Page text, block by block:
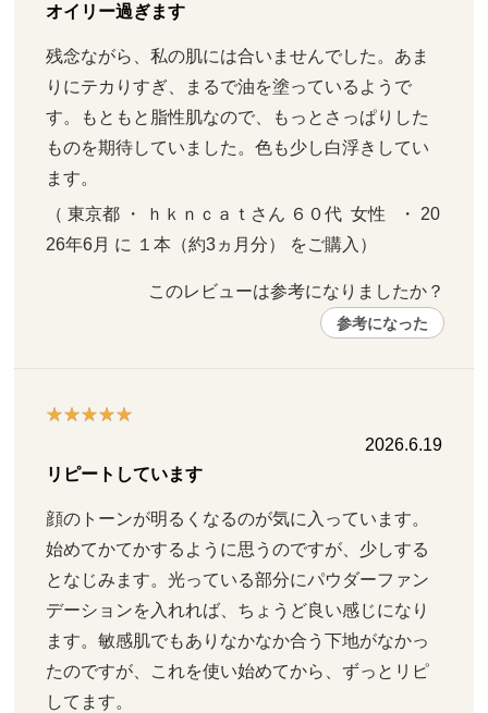
オイリー過ぎます
残念ながら、私の肌には合いませんでした。あま
りにテカりすぎ、まるで油を塗っているようで
す。もともと脂性肌なので、もっとさっぱりした
ものを期待していました。色も少し白浮きしてい
ます。
（ 東京都 ・ ｈｋｎｃａｔさん ６０代  女性   ・ 20
26年6月 に １本（約3ヵ月分） をご購入）
このレビューは参考になりましたか？
参考になった
2026.6.19
リピートしています
顔のトーンが明るくなるのが気に入っています。
始めてかてかするように思うのですが、少しする
となじみます。光っている部分にパウダーファン
デーションを入れれば、ちょうど良い感じになり
ます。敏感肌でもありなかなか合う下地がなかっ
たのですが、これを使い始めてから、ずっとリピ
してます。